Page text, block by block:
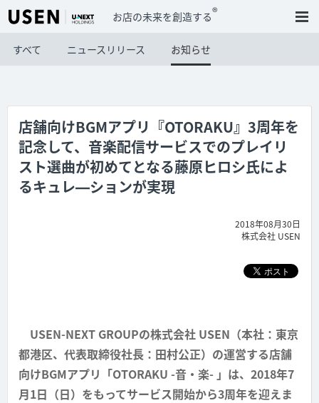
お店の未来を創造する®
すべて ニュースリリース お知らせ
店舗向けBGMアプリ『OTORAKU』3周年を
記念して、音楽配信サービスでのプレイリ
スト選曲が初めてとなる藤原ヒロシ氏によ
るキュレ―ションが実現
2018年08月30日
株式会社 USEN
USEN-NEXT GROUPの株式会社 USEN（本社：東京
都港区、代表取締役社長：田村公正）の運営する店舗
向けBGMアプリ「OTORAKU -音・楽- 」は、2018年7
月1日（日）をもってサービス開始から3周年を迎えま